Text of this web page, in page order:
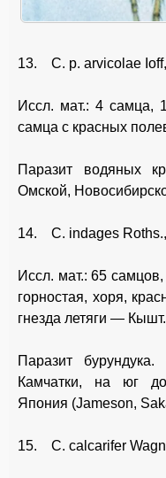
13. С. p. arvicolae
Иссл. мат.: 4 самца,
самца с красных
Паразит водяных
Омской,
14. С. indages Roths.,
Иссл. мат.: 65
горностая, хоря,
гнезда летяги —
Паразит
Камчатки, на юг
Япония (Jameson,
15. С. calcarifer